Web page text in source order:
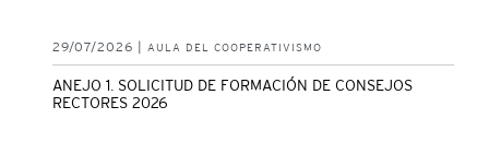
29/07/2026 | AULA DEL COOPERATIVISMO
ANEJO 1. SOLICITUD DE FORMACIÓN DE CONSEJOS
RECTORES 2026